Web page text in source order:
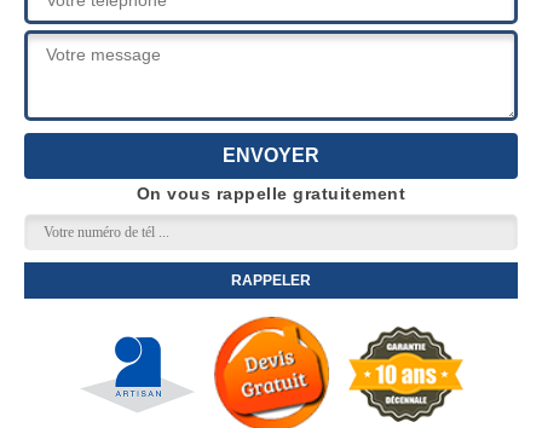
On vous rappelle gratuitement